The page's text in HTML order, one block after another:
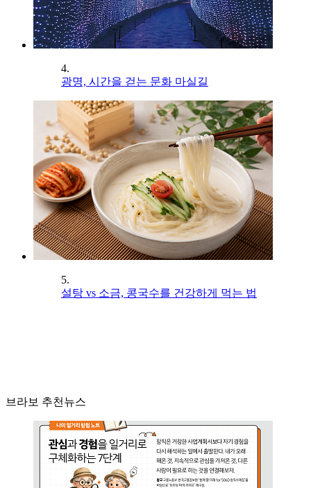
4.
광명, 시간을 걷는 문화 마실길
5.
설탕 vs 소금, 콩국수를 건강하게 먹는 법
브라보 추천뉴스